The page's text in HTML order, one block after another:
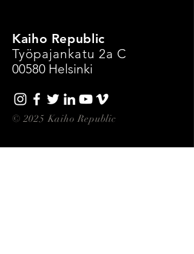
Kaiho Republic
Työpajankatu 2a C
00580 Helsinki
© 2025 Kaiho Republic